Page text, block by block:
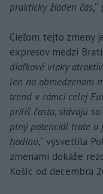
prakticky žiaden čas
Cieľom tejto zmeny
expresov medzi
diaľkové vlaky
len na obmedzenom
trend v rámci celej
príliš často, stávajú
plný potenciál trate a
hodinu,“ vysvetlila
zmenami dokáže
Košíc od decembra